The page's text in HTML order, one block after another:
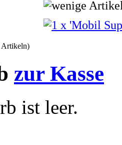
Artikeln)
zur Kasse
ist leer.